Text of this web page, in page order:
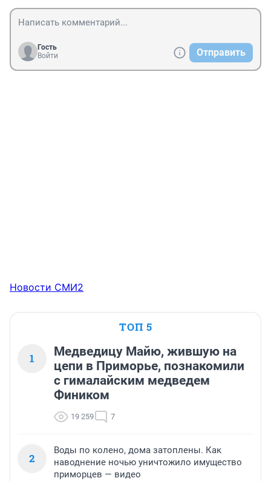
Гость
Войти
Отправить
Новости СМИ2
ТОП 5
1
Медведицу Майю, жившую на
цепи в Приморье, познакомили
с гималайским медведем
Фиником
19 259 7
2
Воды по колено, дома затоплены. Как
наводнение ночью уничтожило имущество
приморцев — видео